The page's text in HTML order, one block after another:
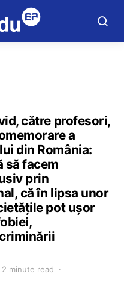
către profesori,
a
din România:
să facem
prin
că în lipsa unor
pot ușor
2 minute read